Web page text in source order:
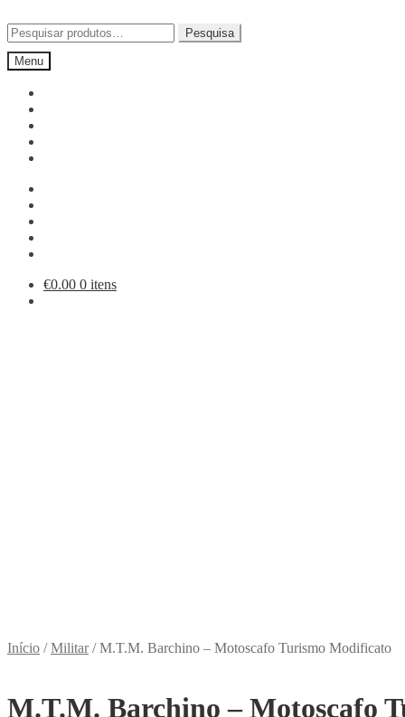
para
a
navegação
para
o
conteúdo
Pesquisar
por:
Pesquisa
Menu
€0.00 0 itens
Início /Militar/M.T.M. Barchino – Motoscafo Turismo Modificato
M.T.M. Barchino – Motoscafo